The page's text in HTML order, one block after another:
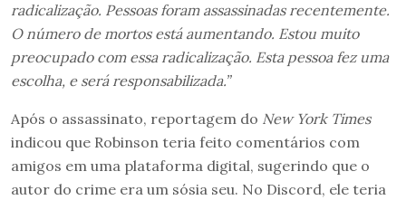
radicalização. Pessoas foram assassinadas recentemente.
O número de mortos está aumentando. Estou muito
preocupado com essa radicalização. Esta pessoa fez uma
escolha, e será responsabilizada.”
Após o assassinato, reportagem do New York Times
indicou que Robinson teria feito comentários com
amigos em uma plataforma digital, sugerindo que o
autor do crime era um sósia seu. No Discord, ele teria